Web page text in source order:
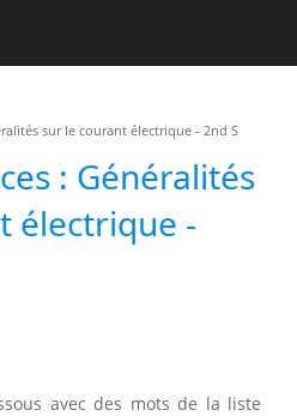
sur le courant électrique - 2nd S
: Généralités
électrique -
avec des mots de la liste